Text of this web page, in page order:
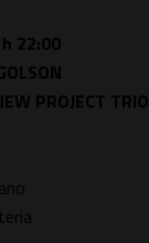
h 22:00
PROJECT TRIO